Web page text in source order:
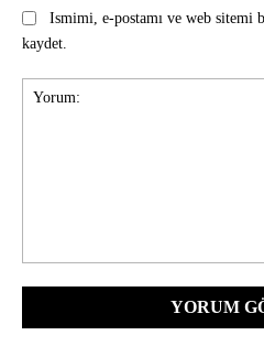
Ismimi, e-postamı ve web sitemi
kaydet.